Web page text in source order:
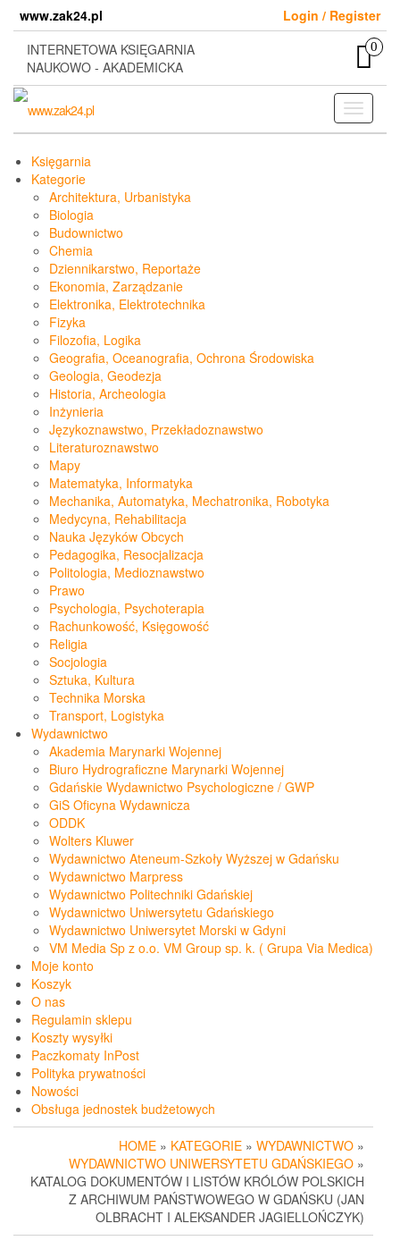
content
www.zak24.pl
Login / Register
INTERNETOWA KSIĘGARNIA
NAUKOWO - AKADEMICKA
0
Toggle
Księgarnia
Kategorie
Architektura, Urbanistyka
Biologia
Budownictwo
Chemia
Dziennikarstwo, Reportaże
Ekonomia, Zarządzanie
Elektronika, Elektrotechnika
Fizyka
Filozofia, Logika
Geografia, Oceanografia, Ochrona Środowiska
Geologia, Geodezja
Historia, Archeologia
Inżynieria
Językoznawstwo, Przekładoznawstwo
Literaturoznawstwo
Mapy
Matematyka, Informatyka
Mechanika, Automatyka, Mechatronika, Robotyka
Medycyna, Rehabilitacja
Nauka Języków Obcych
Pedagogika, Resocjalizacja
Politologia, Medioznawstwo
Prawo
Psychologia, Psychoterapia
Rachunkowość, Księgowość
Religia
Socjologia
Sztuka, Kultura
Technika Morska
Transport, Logistyka
Wydawnictwo
Akademia Marynarki Wojennej
Biuro Hydrograficzne Marynarki Wojennej
Gdańskie Wydawnictwo Psychologiczne / GWP
GiS Oficyna Wydawnicza
ODDK
Wolters Kluwer
Wydawnictwo Ateneum-Szkoły Wyższej w Gdańsku
Wydawnictwo Marpress
Wydawnictwo Politechniki Gdańskiej
Wydawnictwo Uniwersytetu Gdańskiego
Wydawnictwo Uniwersytet Morski w Gdyni
VM Media Sp z o.o. VM Group sp. k. ( Grupa Via Medica)
Moje konto
Koszyk
O nas
Regulamin sklepu
Koszty wysyłki
Paczkomaty InPost
Polityka prywatności
Nowości
Obsługa jednostek budżetowych
HOME » KATEGORIE » WYDAWNICTWO »
WYDAWNICTWO UNIWERSYTETU GDAŃSKIEGO »
KATALOG DOKUMENTÓW I LISTÓW KRÓLÓW POLSKICH
Z ARCHIWUM PAŃSTWOWEGO W GDAŃSKU (JAN
OLBRACHT I ALEKSANDER JAGIELLOŃCZYK)